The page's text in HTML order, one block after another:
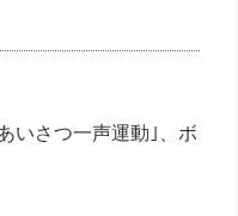
いさつ一声運動｣、ボ